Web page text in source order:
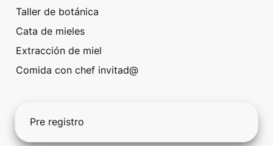
Taller de botánica
Cata de mieles
Extracción de miel
Comida con chef invitad@
Pre registro